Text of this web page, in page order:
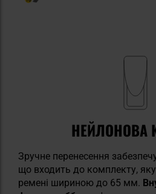
НЕЙЛОНОВА
Зручне перенесення
що входить до комплекту,
ремені шириною до 65 мм.